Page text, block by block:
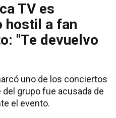
TV es
hostil a fan
"Te devuelvo
uno de los conciertos
del grupo fue acusada de
el evento.